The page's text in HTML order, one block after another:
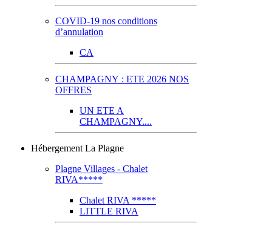
COVID-19 nos conditions
d’annulation
CA
CHAMPAGNY : ETE 2026 NOS
OFFRES
UN ETE A
CHAMPAGNY....
Hébergement La Plagne
Plagne Villages - Chalet
RIVA*****
Chalet RIVA *****
LITTLE RIVA